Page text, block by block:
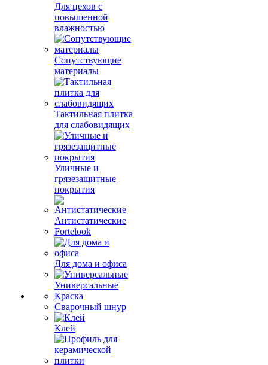
Для цехов с
повышенной
влажностью
Сопутствующие
материалы
Тактильная плитка
для слабовидящих
Уличные и
грязезащитные
покрытия
Антистатические
Fortelook
Для дома и офиса
Универсальные
Краска
Сварочный шнур
Клей